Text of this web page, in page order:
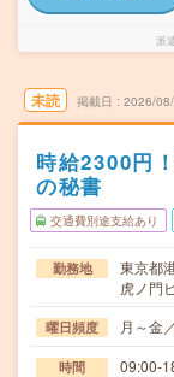
派
未読 掲載日 2026/
時給2300円
の秘書
交通費別途支給あり
勤務地
東京都
虎ノ門
曜日頻度 月～金
時間 09:00-